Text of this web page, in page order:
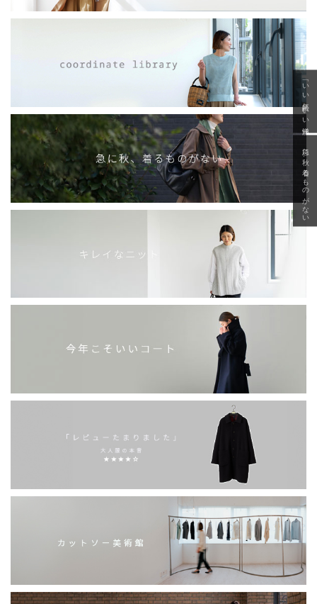
「いい年齢 いい洋服」
急に秋、着るものがない